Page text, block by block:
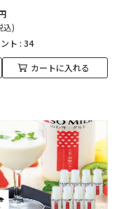
込)
ト : 34
カートに入れる